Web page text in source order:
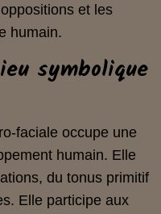
et les
humain.
symbolique
occupe une
humain. Elle
du tonus primitif
Elle participe aux